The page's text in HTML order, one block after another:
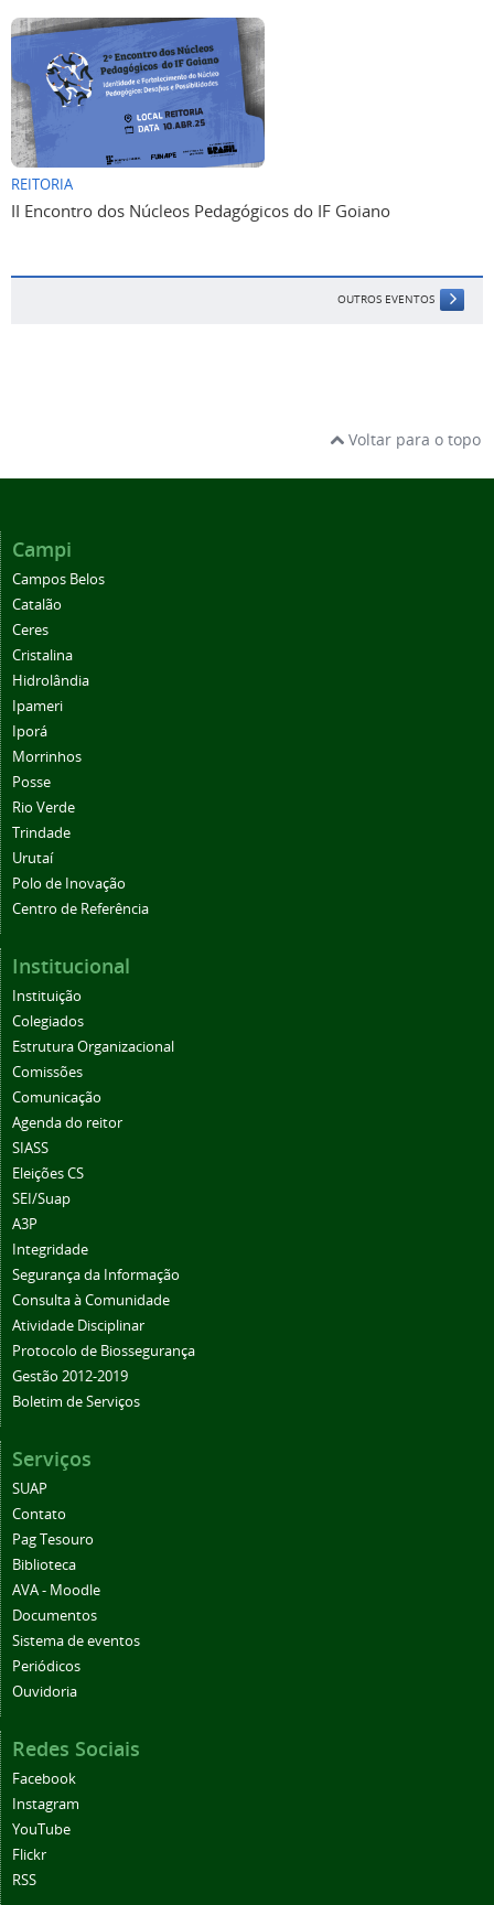
REITORIA
II Encontro dos Núcleos Pedagógicos do IF Goiano
OUTROS EVENTOS
Voltar para o topo
Campi
Campos Belos
Catalão
Ceres
Cristalina
Hidrolândia
Ipameri
Iporá
Morrinhos
Posse
Rio Verde
Trindade
Urutaí
Polo de Inovação
Centro de Referência
Institucional
Instituição
Colegiados
Estrutura Organizacional
Comissões
Comunicação
Agenda do reitor
SIASS
Eleições CS
SEI/Suap
A3P
Integridade
Segurança da Informação
Consulta à Comunidade
Atividade Disciplinar
Protocolo de Biossegurança
Gestão 2012-2019
Boletim de Serviços
Serviços
SUAP
Contato
Pag Tesouro
Biblioteca
AVA - Moodle
Documentos
Sistema de eventos
Periódicos
Ouvidoria
Redes Sociais
Facebook
Instagram
YouTube
Flickr
RSS